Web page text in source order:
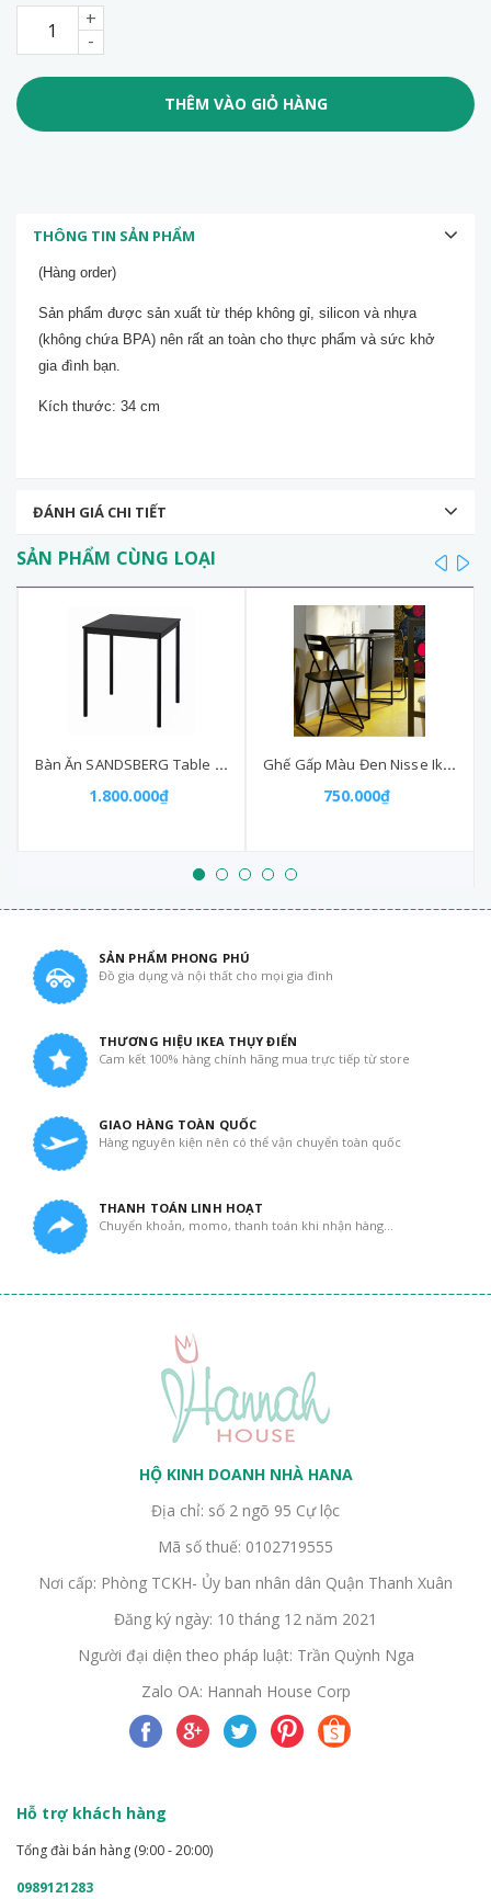
-
+
THÊM VÀO GIỎ HÀNG
THÔNG TIN SẢN PHẨM
(Hàng order)
Sản phẩm được sản xuất từ thép không gỉ, silicon và nhựa
(không chứa BPA) nên rất an toàn cho thực phẩm và sức khở
gia đình bạn.
Kích thước: 34 cm
ĐÁNH GIÁ CHI TIẾT
SẢN PHẨM CÙNG LOẠI
Bàn Ăn SANDSBERG Table Black 67x67 cm
1.800.000₫
Ghế Gấp Màu Đen Nisse Ikea Folding Chair Black
750.000₫
prev
SẢN PHẨM PHONG PHÚ
Đồ gia dụng và nội thất cho mọi gia đình
THƯƠNG HIỆU IKEA THỤY ĐIỂN
Cam kết 100% hàng chính hãng mua trực tiếp từ store
GIAO HÀNG TOÀN QUỐC
Hàng nguyên kiện nên có thể vận chuyển toàn quốc
THANH TOÁN LINH HOẠT
Chuyển khoản, momo, thanh toán khi nhận hàng...
HỘ KINH DOANH NHÀ HANA
Địa chỉ: số 2 ngõ 95 Cự lộc
Mã số thuế: 0102719555
Nơi cấp: Phòng TCKH- Ủy ban nhân dân Quận Thanh Xuân
Đăng ký ngày: 10 tháng 12 năm 2021
Người đại diện theo pháp luật: Trần Quỳnh Nga
Zalo OA: Hannah House Corp
Hỗ trợ khách hàng
Tổng đài bán hàng (9:00 - 20:00)
0989121283